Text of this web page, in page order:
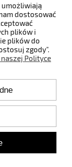
11/184,
umożliwiają
dostosować
plików i
plików do
zgody".
Polityce